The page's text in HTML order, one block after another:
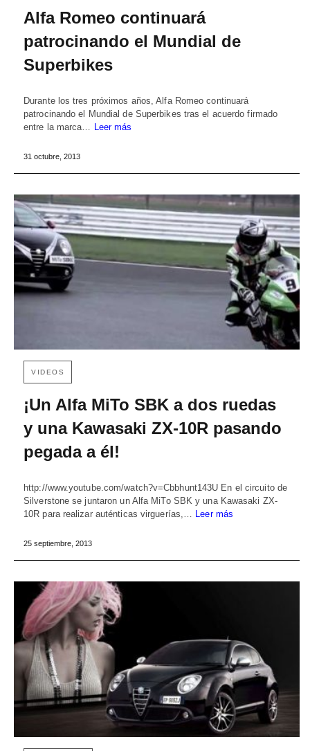
Alfa Romeo continuará
patrocinando el Mundial de
Superbikes
Durante los tres próximos años, Alfa Romeo continuará
patrocinando el Mundial de Superbikes tras el acuerdo firmado
entre la marca… Leer más
31 octubre, 2013
VIDEOS
¡Un Alfa MiTo SBK a dos ruedas
y una Kawasaki ZX-10R pasando
pegada a él!
http://www.youtube.com/watch?v=Cbbhunt143U En el circuito de
Silverstone se juntaron un Alfa MiTo SBK y una Kawasaki ZX-
10R para realizar auténticas virguerías,… Leer más
25 septiembre, 2013